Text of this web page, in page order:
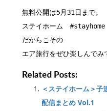
無料公開は5月31日まで。
ステイホーム　#stayhome
だからこその
エア旅行をぜひ楽しんでみ
Related Posts:
＜ステイホーム＞子
配信まとめ Vol.1